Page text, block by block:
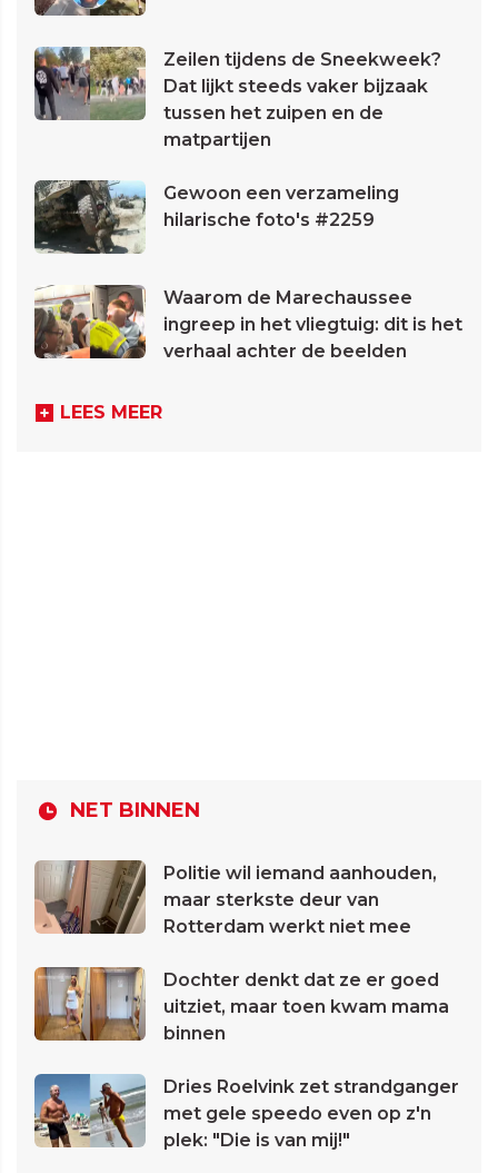
Zeilen tijdens de Sneekweek?
Dat lijkt steeds vaker bijzaak
tussen het zuipen en de
matpartijen
Gewoon een verzameling
hilarische foto's #2259
Waarom de Marechaussee
ingreep in het vliegtuig: dit is het
verhaal achter de beelden
LEES MEER
NET BINNEN
Politie wil iemand aanhouden,
maar sterkste deur van
Rotterdam werkt niet mee
Dochter denkt dat ze er goed
uitziet, maar toen kwam mama
binnen
Dries Roelvink zet strandganger
met gele speedo even op z'n
plek: "Die is van mij!"